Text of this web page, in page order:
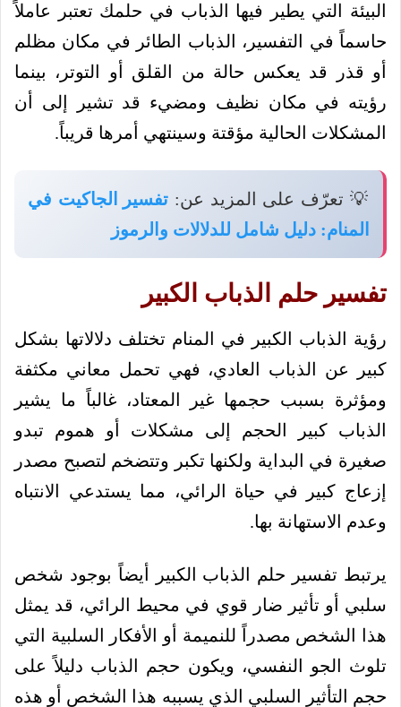
البيئة التي يطير فيها الذباب في حلمك تعتبر عاملاً
حاسماً في التفسير، الذباب الطائر في مكان مظلم
أو قذر قد يعكس حالة من القلق أو التوتر، بينما
رؤيته في مكان نظيف ومضيء قد تشير إلى أن
المشكلات الحالية مؤقتة وسينتهي أمرها قريباً.
💡 تعرّف على المزيد عن:تفسير الجاكيت في
المنام: دليل شامل للدلالات والرموز
تفسير حلم الذباب الكبير
رؤية الذباب الكبير في المنام تختلف دلالاتها بشكل
كبير عن الذباب العادي، فهي تحمل معاني مكثفة
ومؤثرة بسبب حجمها غير المعتاد، غالباً ما يشير
الذباب كبير الحجم إلى مشكلات أو هموم تبدو
صغيرة في البداية ولكنها تكبر وتتضخم لتصبح مصدر
إزعاج كبير في حياة الرائي، مما يستدعي الانتباه
وعدم الاستهانة بها.
يرتبط تفسير حلم الذباب الكبير أيضاً بوجود شخص
سلبي أو تأثير ضار قوي في محيط الرائي، قد يمثل
هذا الشخص مصدراً للنميمة أو الأفكار السلبية التي
تلوث الجو النفسي، ويكون حجم الذباب دليلاً على
حجم التأثير السلبي الذي يسببه هذا الشخص أو هذه